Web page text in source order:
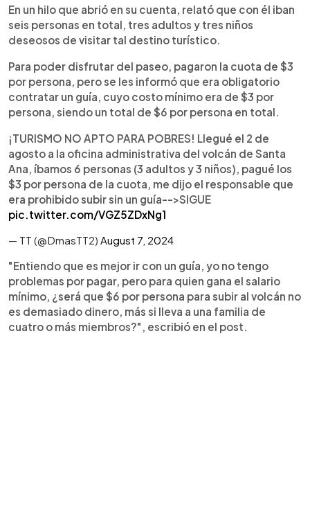
En un hilo que abrió en su cuenta, relató que con él iban
seis personas en total, tres adultos y tres niños
deseosos de visitar tal destino turístico.
Para poder disfrutar del paseo, pagaron la cuota de $3
por persona, pero se les informó que era obligatorio
contratar un guía, cuyo costo mínimo era de $3 por
persona, siendo un total de $6 por persona en total.
¡TURISMO NO APTO PARA POBRES! Llegué el 2 de
agosto a la oficina administrativa del volcán de Santa
Ana, íbamos 6 personas (3 adultos y 3 niños), pagué los
$3 por persona de la cuota, me dijo el responsable que
era prohibido subir sin un guía-->SIGUE
pic.twitter.com/VGZ5ZDxNg1
— TT (@DmasTT2) August 7, 2024
"Entiendo que es mejor ir con un guía, yo no tengo
problemas por pagar, pero para quien gana el salario
mínimo, ¿será que $6 por persona para subir al volcán no
es demasiado dinero, más si lleva a una familia de
cuatro o más miembros?", escribió en el post.